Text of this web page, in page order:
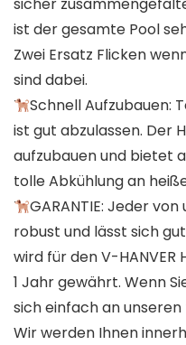
sicher
ist der gesamte Pool
Zwei Ersatz Flicken
sind dabei.
Schnell Aufzubauen:
ist gut abzulassen. Der
aufzubauen und bietet
tolle Abkühlung an
GARANTIE: Jeder
robust und lässt sich
wird für den V-
1 Jahr gewährt. Wenn
sich einfach an
Wir werden Ihnen